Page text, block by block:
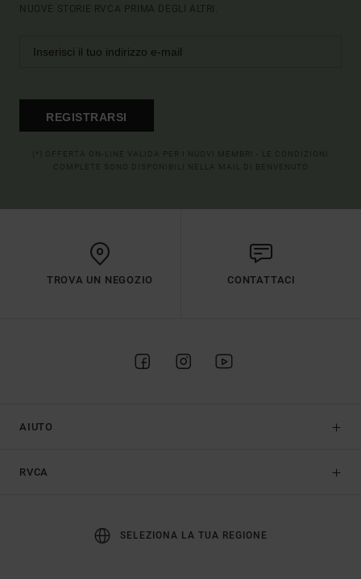
NUOVE STORIE RVCA PRIMA DEGLI ALTRI.
REGISTRARSI
TROVA UN NEGOZIO CONTATTACI
AIUTO
RVCA
SELEZIONA LA TUA REGIONE